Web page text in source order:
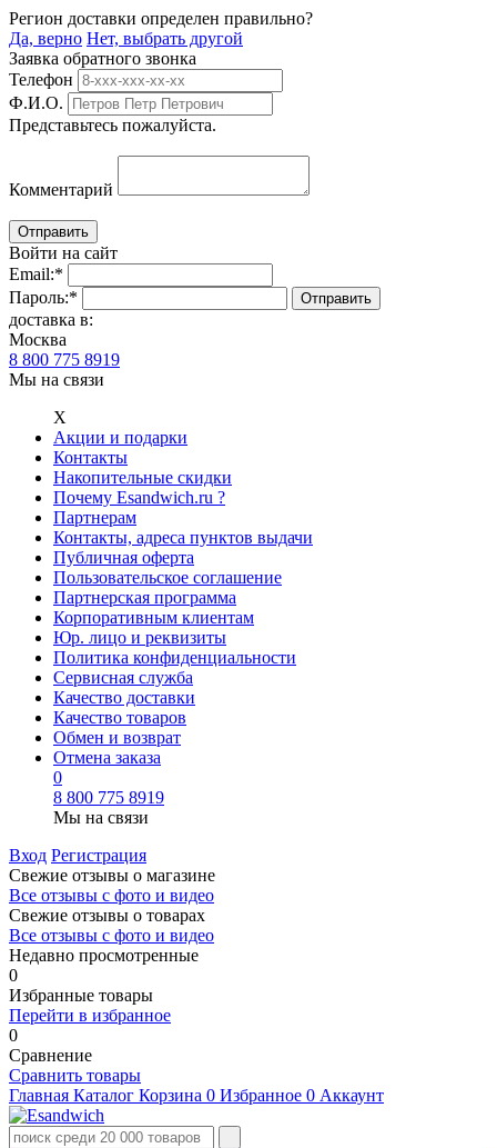
Регион доставки определен правильно?
Да, верно Нет, выбрать другой
Заявка обратного звонка
Телефон
Ф.И.О.
Представьтесь пожалуйста.
Комментарий
Войти на сайт
Email:*
Пароль:*
доставка в:
Москва
8 800 775 8919
Мы на связи
Х
Акции и подарки
Контакты
Накопительные скидки
Почему Esandwich.ru ?
Партнерам
Контакты, адреса пунктов выдачи
Публичная оферта
Пользовательское соглашение
Партнерская программа
Корпоративным клиентам
Юр. лицо и реквизиты
Политика конфиденциальности
Сервисная служба
Качество доставки
Качество товаров
Обмен и возврат
Отмена заказа
0
8 800 775 8919
Мы на связи
Вход Регистрация
Свежие отзывы о магазине
Все отзывы с фото и видео
Свежие отзывы о товарах
Все отзывы c фото и видео
Недавно просмотренные
0
Избранные товары
Перейти в избранное
0
Сравнение
Сравнить товары
Главная Каталог Корзина 0 Избранное 0 Аккаунт